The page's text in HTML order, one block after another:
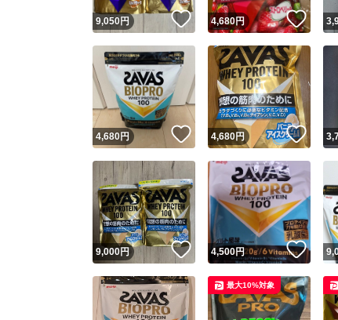
9,050円 いいね！
4,680円 いい
4,680円 いいね！
4,680円 い
9,000円 いいね！
4,500円 いい
最大10%対象